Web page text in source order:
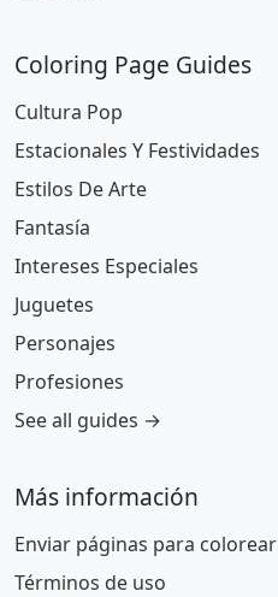
Coloring Page Guides
Cultura Pop
Estacionales Y Festividades
Estilos De Arte
Fantasía
Intereses Especiales
Juguetes
Personajes
Profesiones
See all guides →
Más información
Enviar páginas para colorear
Términos de uso